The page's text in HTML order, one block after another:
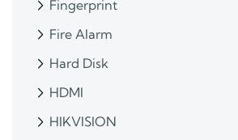
Fingerprint
Fire Alarm
Hard Disk
HDMI
HIKVISION